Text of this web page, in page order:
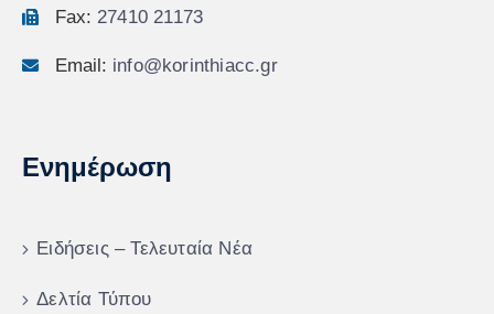
Fax: 27410 21173
Email: info@korinthiacc.gr
Ενημέρωση
Ειδήσεις – Τελευταία Νέα
Δελτία Τύπου